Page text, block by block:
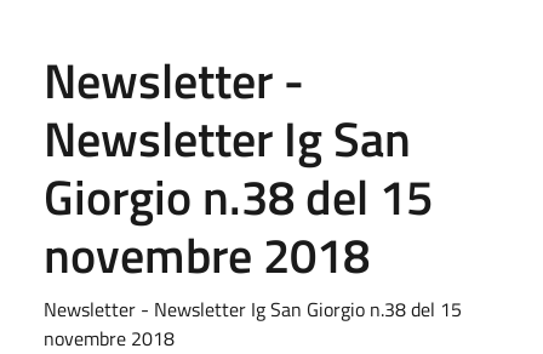
Newsletter -
Newsletter Ig San
Giorgio n.38 del 15
novembre 2018
Newsletter - Newsletter Ig San Giorgio n.38 del 15
novembre 2018